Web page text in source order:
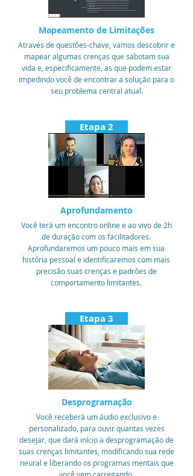
Mapeamento de Limitações
Através de questões-chave, vamos descobrir e
mapear algumas crenças que sabotam sua
vida e, especificamente, as que podem estar
impedindo você de encontrar a solução para o
seu problema central atual.
Etapa 2
Aprofundamento
Você terá um encontro online e ao vivo de 2h
de duração com os facilitadores.
Aprofundaremos um pouco mais em sua
história pessoal e identificaremos com mais
precisão suas crenças e padrões de
comportamento limitantes.
Etapa 3
Desprogramação
Você receberá um áudio exclusivo e
personalizado, para ouvir quantas vezes
desejar, que dará início a desprogramação de
suas crenças limitantes, modificando sua rede
neural e liberando os programas mentais que